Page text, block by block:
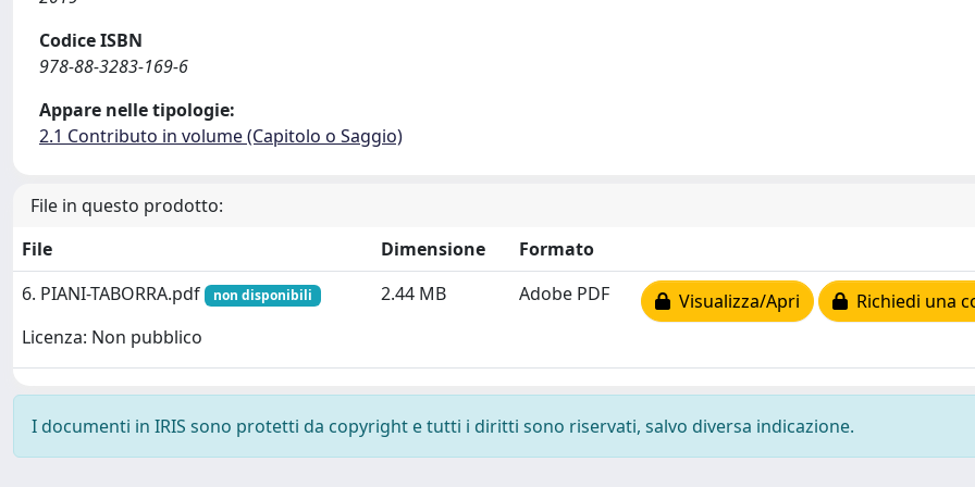
Codice ISBN
978-88-3283-169-6
Appare nelle tipologie:
2.1 Contributo in volume (Capitolo o Saggio)
File in questo prodotto:
File
Dimensione
Formato
6. PIANI-TABORRA.pdf
non disponibili
Licenza: Non pubblico
2.44 MB Adobe PDF Visualizza/Apri Richiedi una
I documenti in IRIS sono protetti da copyright e tutti i diritti sono riservati, salvo diversa indicazione.